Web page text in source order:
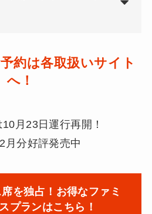
約は各取扱いサイト
へ！
月23日運行再開！
月分好評発売中
を独占！お得なファミ
プランはこちら！